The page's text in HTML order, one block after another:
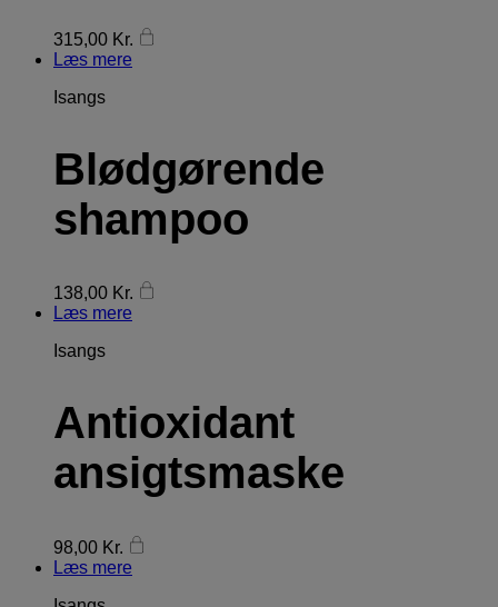
315,00 Kr.
Læs mere
Isangs
Blødgørende
shampoo
138,00 Kr.
Læs mere
Isangs
Antioxidant
ansigtsmaske
98,00 Kr.
Læs mere